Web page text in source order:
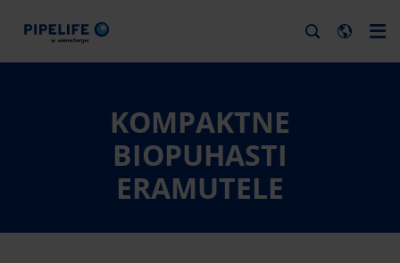
KOMPAKTNE
BIOPUHASTI
ERAMUTELE